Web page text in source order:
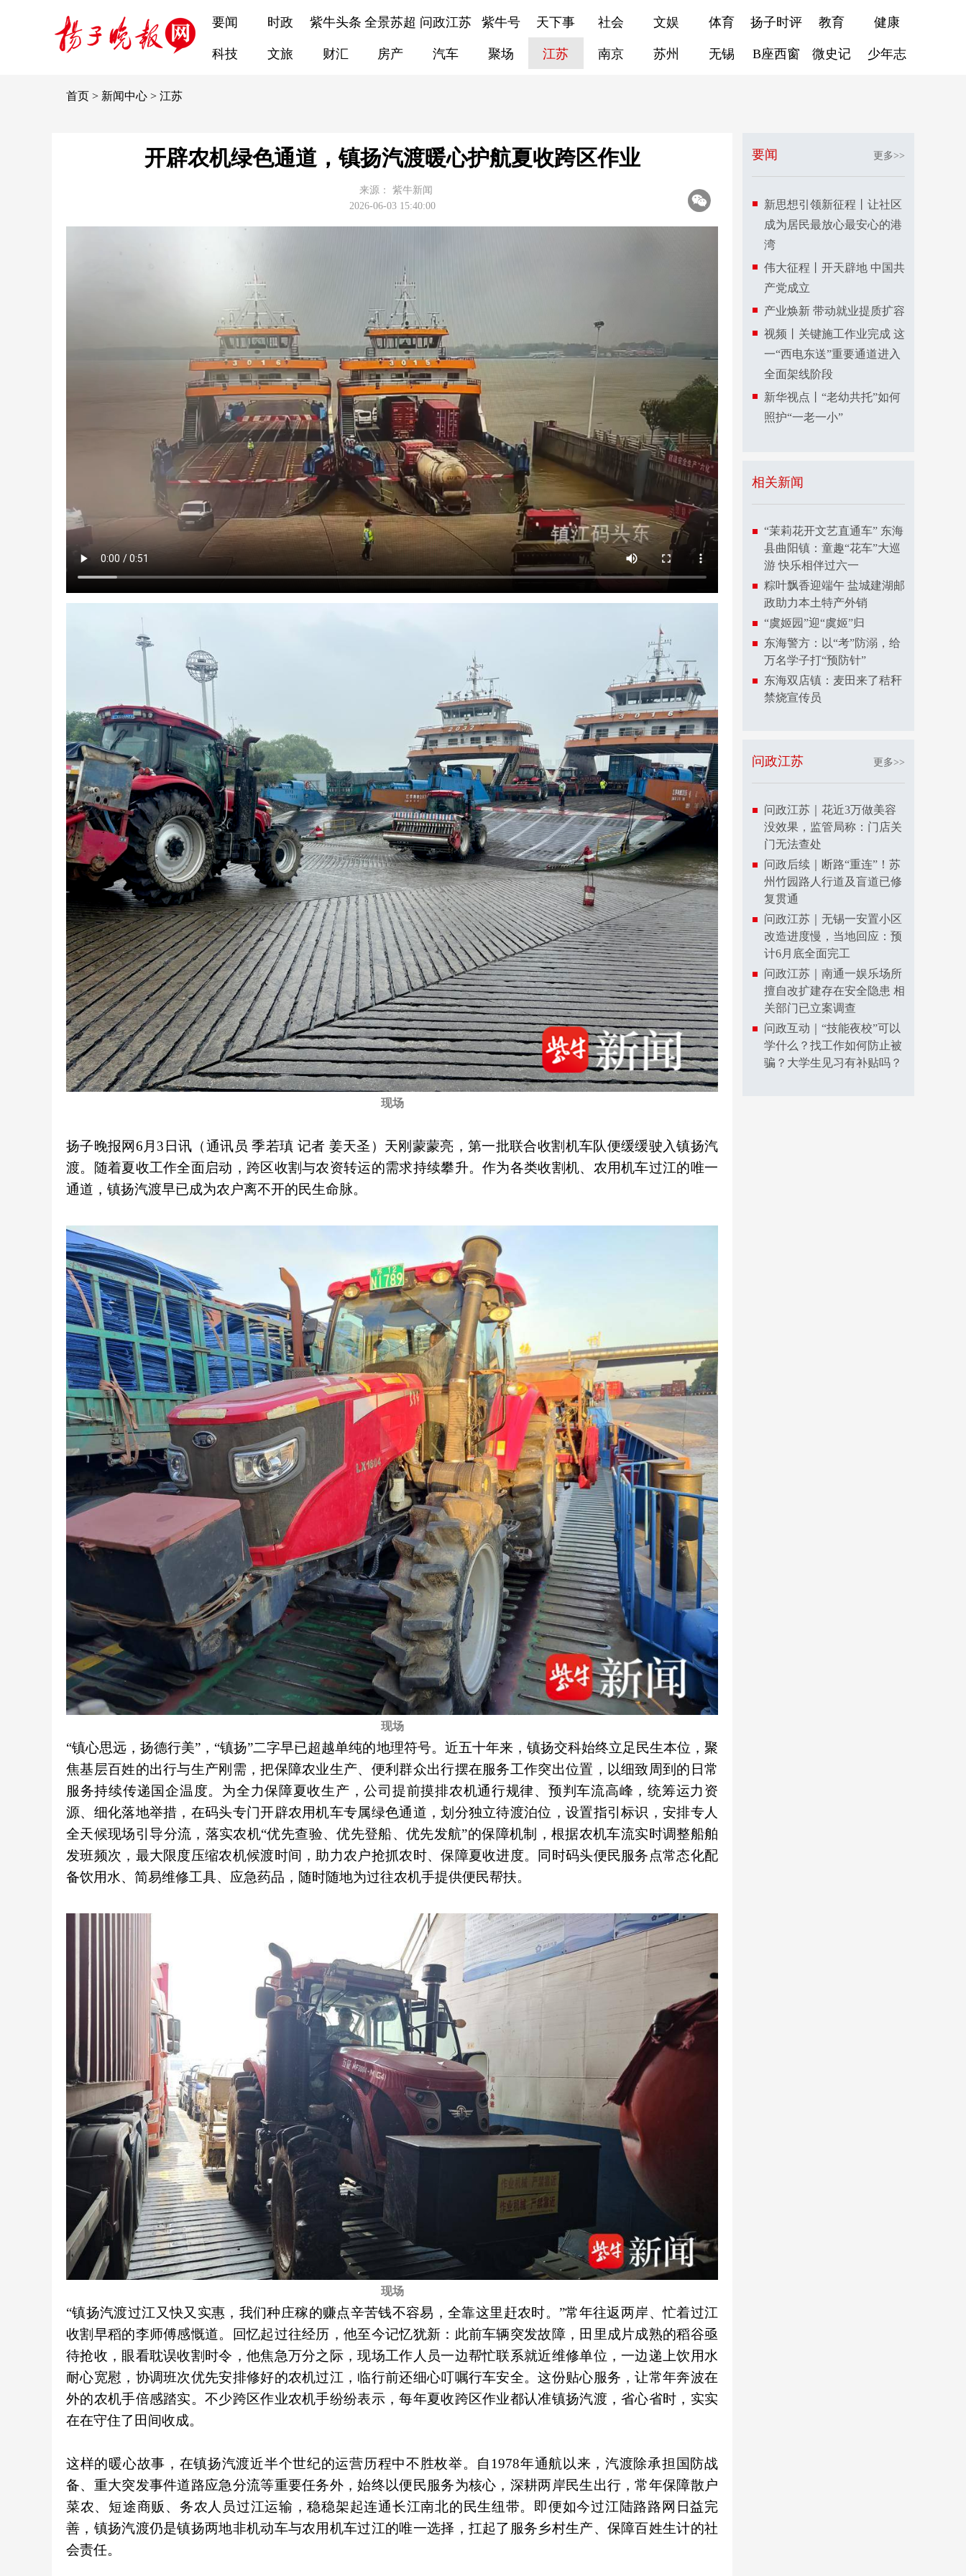
要闻 时政 紫牛头条 全景苏超 问政江苏 紫牛号 天下事 社会 文娱 体育 扬子时评 教育 健康
科技 文旅 财汇 房产 汽车 聚场 江苏 南京 苏州 无锡 B座西窗 微史记 少年志
首页 > 新闻中心 > 江苏
开辟农机绿色通道，镇扬汽渡暖心护航夏收跨区作业
来源：
紫牛新闻
2026-06-03 15:40:00
现场
扬子晚报网6月3日讯（通讯员 季若瑱 记者 姜天圣）天刚蒙蒙亮，第一批联合收割机车队便缓缓驶入镇扬汽
渡。随着夏收工作全面启动，跨区收割与农资转运的需求持续攀升。作为各类收割机、农用机车过江的唯一
通道，镇扬汽渡早已成为农户离不开的民生命脉。
现场
“镇心思远，扬德行美”，“镇扬”二字早已超越单纯的地理符号。近五十年来，镇扬交科始终立足民生本位，聚
焦基层百姓的出行与生产刚需，把保障农业生产、便利群众出行摆在服务工作突出位置，以细致周到的日常
服务持续传递国企温度。为全力保障夏收生产，公司提前摸排农机通行规律、预判车流高峰，统筹运力资
源、细化落地举措，在码头专门开辟农用机车专属绿色通道，划分独立待渡泊位，设置指引标识，安排专人
全天候现场引导分流，落实农机“优先查验、优先登船、优先发航”的保障机制，根据农机车流实时调整船舶
发班频次，最大限度压缩农机候渡时间，助力农户抢抓农时、保障夏收进度。同时码头便民服务点常态化配
备饮用水、简易维修工具、应急药品，随时随地为过往农机手提供便民帮扶。
现场
“镇扬汽渡过江又快又实惠，我们种庄稼的赚点辛苦钱不容易，全靠这里赶农时。”常年往返两岸、忙着过江
收割早稻的李师傅感慨道。回忆起过往经历，他至今记忆犹新：此前车辆突发故障，田里成片成熟的稻谷亟
待抢收，眼看耽误收割时令，他焦急万分之际，现场工作人员一边帮忙联系就近维修单位，一边递上饮用水
耐心宽慰，协调班次优先安排修好的农机过江，临行前还细心叮嘱行车安全。这份贴心服务，让常年奔波在
外的农机手倍感踏实。不少跨区作业农机手纷纷表示，每年夏收跨区作业都认准镇扬汽渡，省心省时，实实
在在守住了田间收成。
这样的暖心故事，在镇扬汽渡近半个世纪的运营历程中不胜枚举。自1978年通航以来，汽渡除承担国防战
备、重大突发事件道路应急分流等重要任务外，始终以便民服务为核心，深耕两岸民生出行，常年保障散户
菜农、短途商贩、务农人员过江运输，稳稳架起连通长江南北的民生纽带。即便如今过江陆路路网日益完
善，镇扬汽渡仍是镇扬两地非机动车与农用机车过江的唯一选择，扛起了服务乡村生产、保障百姓生计的社
会责任。
要闻 更多>>
新思想引领新征程丨让社区
成为居民最放心最安心的港
湾
伟大征程丨开天辟地 中国共
产党成立
产业焕新 带动就业提质扩容
视频丨关键施工作业完成 这
一“西电东送”重要通道进入
全面架线阶段
新华视点丨“老幼共托”如何
照护“一老一小”
相关新闻
“茉莉花开文艺直通车” 东海
县曲阳镇：童趣“花车”大巡
游 快乐相伴过六一
粽叶飘香迎端午 盐城建湖邮
政助力本土特产外销
“虞姬园”迎“虞姬”归
东海警方：以“考”防溺，给
万名学子打“预防针”
东海双店镇：麦田来了秸秆
禁烧宣传员
问政江苏 更多>>
问政江苏｜花近3万做美容
没效果，监管局称：门店关
门无法查处
问政后续｜断路“重连”！苏
州竹园路人行道及盲道已修
复贯通
问政江苏｜无锡一安置小区
改造进度慢，当地回应：预
计6月底全面完工
问政江苏｜南通一娱乐场所
擅自改扩建存在安全隐患 相
关部门已立案调查
问政互动｜“技能夜校”可以
学什么？找工作如何防止被
骗？大学生见习有补贴吗？